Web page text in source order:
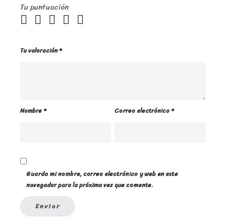
Tu puntuación
Tu valoración*
Nombre* Correo electrónico*
Guarda mi nombre, correo electrónico y web en este
navegador para la próxima vez que comente.